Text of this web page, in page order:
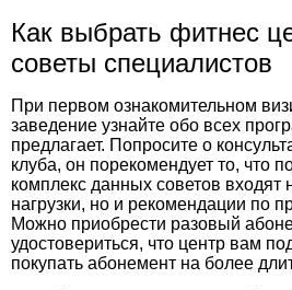
Как выбрать фитнес
советы специалистов
При первом ознакомительном
заведение узнайте обо всех
предлагает. Попросите о
клуба, он порекомендует то, что
комплекс данных советов входят
нагрузки, но и рекомендации по
Можно приобрести разовый
удостовериться, что центр вам
покупать абонемент на более